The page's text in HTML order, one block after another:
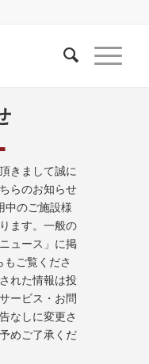
きまして誠に
らのお知らせ
中のご施設様
ます。一般の
ュース」に掲
ご覧くださ
れた情報は投
ービス・お問
なしに変更さ
めご了承くだ